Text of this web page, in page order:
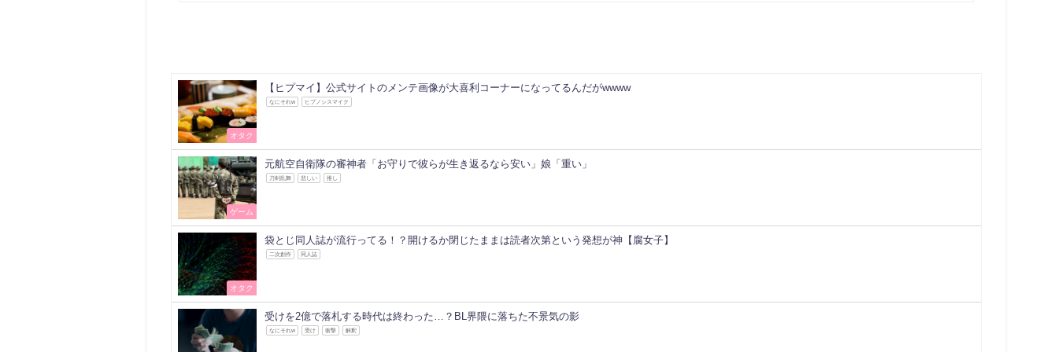
オタク
【ヒプマイ】公式サイトのメンテ画像が大喜利コーナーになってるんだがwwww
なにそれw ヒプノシスマイク
ゲーム
元航空自衛隊の審神者「お守りで彼らが生き返るなら安い」娘「重い」
刀剣乱舞 悲しい 推し
オタク
袋とじ同人誌が流行ってる！？開けるか閉じたままは読者次第という発想が神【腐女子】
二次創作 同人誌
受けを2億で落札する時代は終わった…？BL界隈に落ちた不景気の影
なにそれw 受け 衝撃 解釈